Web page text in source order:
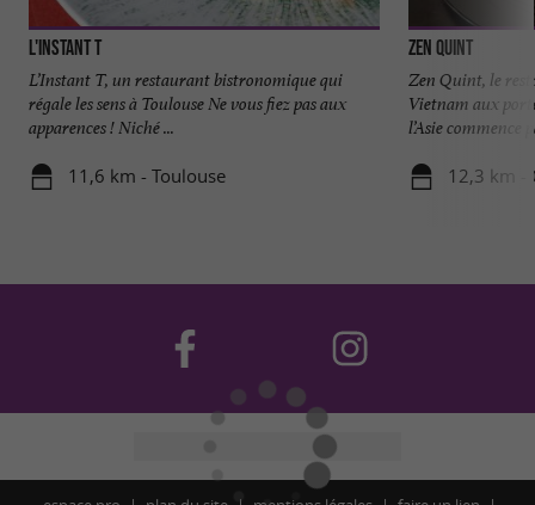
L'Instant T
L’Instant T, un restaurant bistronomique qui
régale les sens à Toulouse Ne vous fiez pas aux
apparences ! Niché ...
11,6 km - Toulouse
Zen Quint
Zen Quint, le
Vietnam aux
l’Asie commence
12,3 km -